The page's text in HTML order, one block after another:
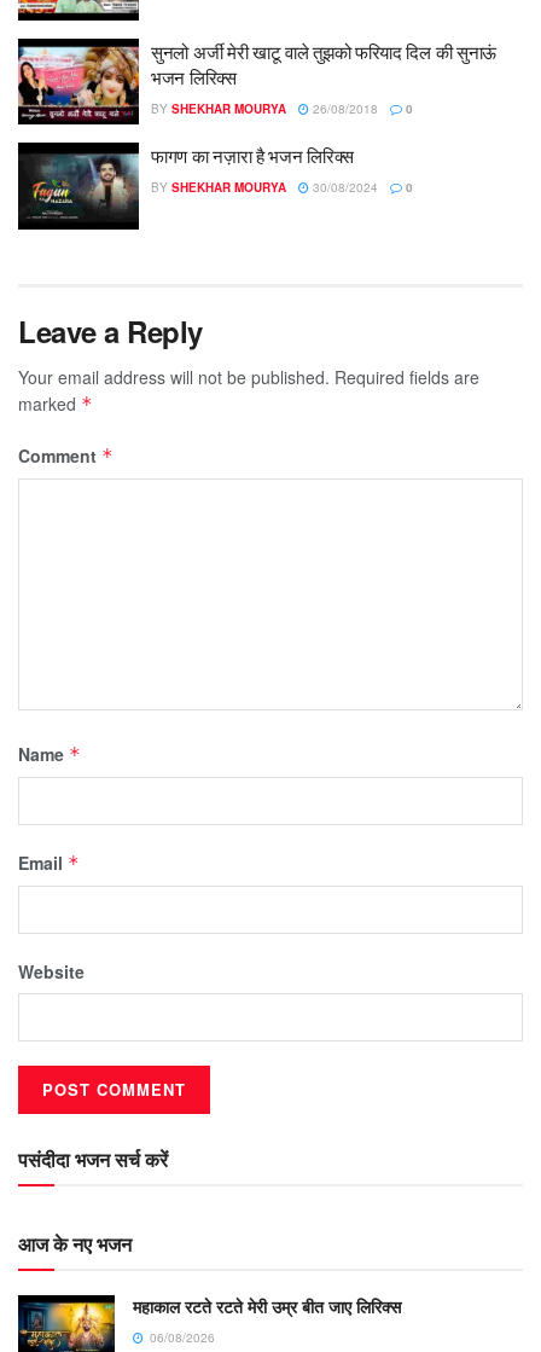
सुनलो अर्जी मेरी खाटू वाले तुझको फरियाद दिल की सुनाऊं
भजन लिरिक्स
BY SHEKHAR MOURYA 26/08/2018 0
फागण का नज़ारा है भजन लिरिक्स
BY SHEKHAR MOURYA 30/08/2024 0
Leave a Reply
Your email address will not be published. Required fields are
marked *
Comment *
Name *
Email *
Website
पसंदीदा भजन सर्च करें
आज के नए भजन
महाकाल रटते रटते मेरी उम्र बीत जाए लिरिक्स
06/08/2026